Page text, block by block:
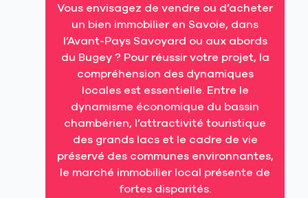
Vous envisagez de vendre ou d’acheter
un bien immobilier en Savoie, dans
l’Avant-Pays Savoyard ou aux abords
du Bugey ? Pour réussir votre projet, la
compréhension des dynamiques
locales est essentielle. Entre le
dynamisme économique du bassin
chambérien, l’attractivité touristique
des grands lacs et le cadre de vie
préservé des communes environnantes,
le marché immobilier local présente de
fortes disparités.